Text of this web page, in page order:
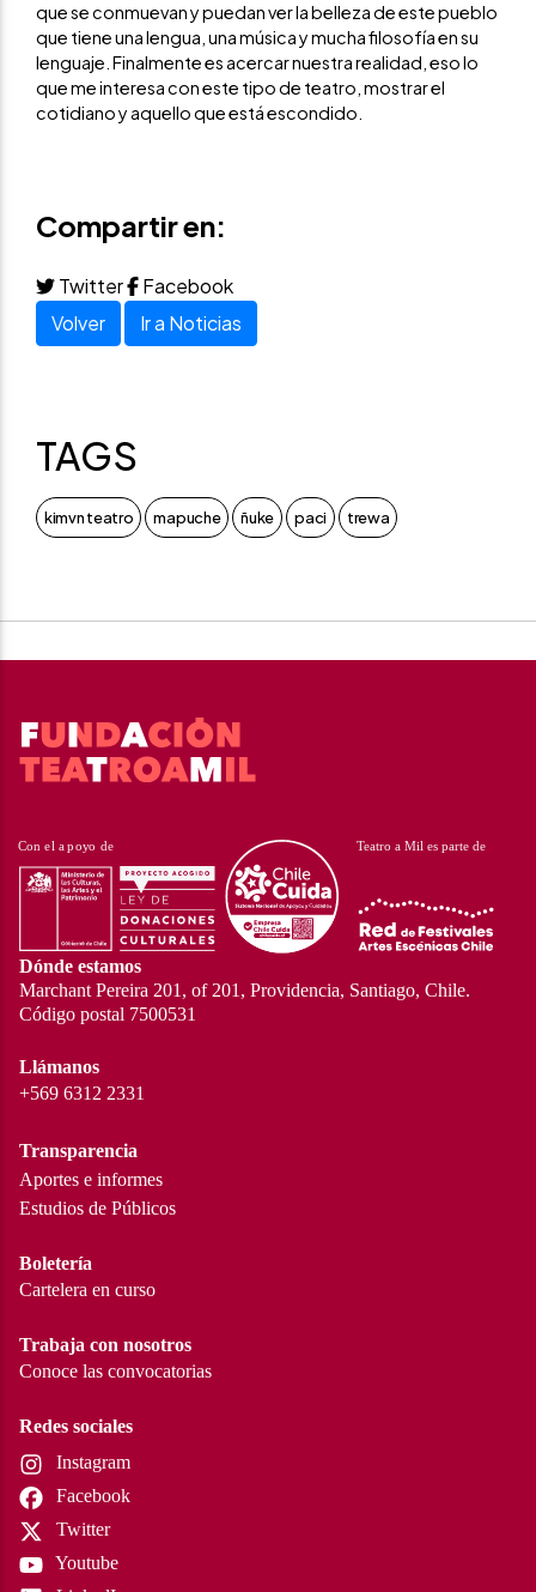
que se conmuevan y puedan ver la belleza de este pueblo
que tiene una lengua, una música y mucha filosofía en su
lenguaje. Finalmente es acercar nuestra realidad, eso lo
que me interesa con este tipo de teatro, mostrar el
cotidiano y aquello que está escondido.
Compartir en:
Twitter
Facebook
Volver
Ir a Noticias
TAGS
kimvn teatro mapuche ñuke paci trewa
Dónde estamos
Marchant Pereira 201, of 201, Providencia, Santiago, Chile.
Código postal 7500531
Llámanos
+569 6312 2331
Transparencia
Aportes e informes
Estudios de Públicos
Boletería
Cartelera en curso
Trabaja con nosotros
Conoce las convocatorias
Redes sociales
Instagram
Facebook
Twitter
Youtube